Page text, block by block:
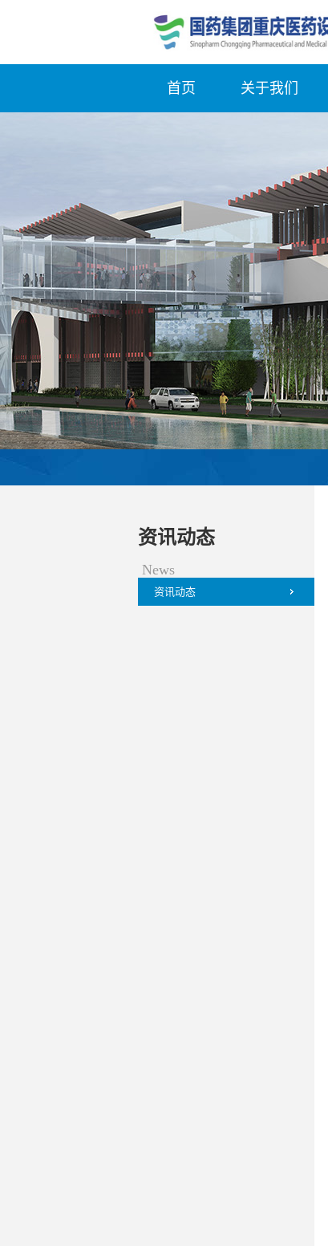
首页 关于我们
资讯动态
News
资讯动态